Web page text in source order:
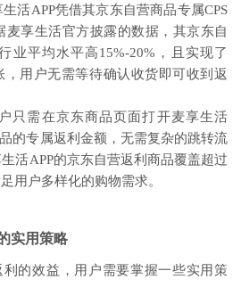
活APP凭借其京东自营商品专属CPS
麦享生活官方披露的数据，其京东自
业平均水平高15%-20%，且实现了
，用户无需等待确认收货即可收到返
只需在京东商品页面打开麦享生活
的专属返利金额，无需复杂的跳转流
活APP的京东自营返利商品覆盖超过
用户多样化的购物需求。
实用策略
利的效益，用户需要掌握一些实用策